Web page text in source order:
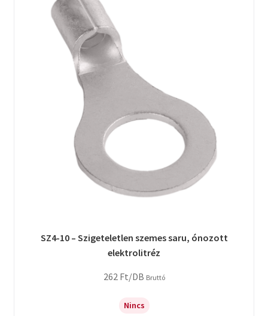
SZ4-10 – Szigeteletlen szemes saru, ónozott
elektrolitréz
262 Ft/DB Bruttó
Nincs